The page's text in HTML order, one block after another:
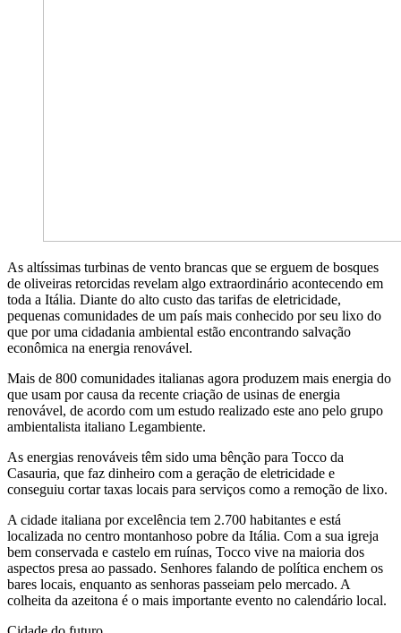
As altíssimas turbinas de vento brancas que se erguem de bosques
de oliveiras retorcidas revelam algo extraordinário acontecendo em
toda a Itália. Diante do alto custo das tarifas de eletricidade,
pequenas comunidades de um país mais conhecido por seu lixo do
que por uma cidadania ambiental estão encontrando salvação
econômica na energia renovável.
Mais de 800 comunidades italianas agora produzem mais energia do
que usam por causa da recente criação de usinas de energia
renovável, de acordo com um estudo realizado este ano pelo grupo
ambientalista italiano Legambiente.
As energias renováveis têm sido uma bênção para Tocco da
Casauria, que faz dinheiro com a geração de eletricidade e
conseguiu cortar taxas locais para serviços como a remoção de lixo.
A cidade italiana por excelência tem 2.700 habitantes e está
localizada no centro montanhoso pobre da Itália. Com a sua igreja
bem conservada e castelo em ruínas, Tocco vive na maioria dos
aspectos presa ao passado. Senhores falando de política enchem os
bares locais, enquanto as senhoras passeiam pelo mercado. A
colheita da azeitona é o mais importante evento no calendário local.